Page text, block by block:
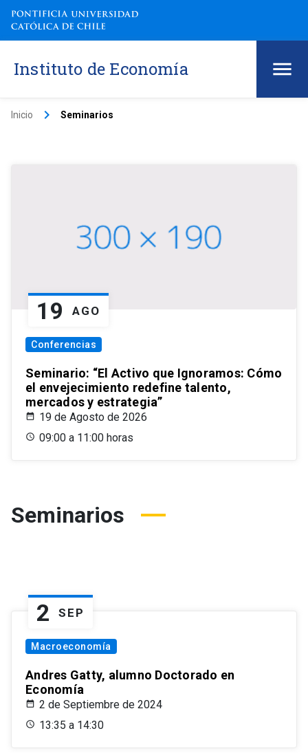
Instituto de Economía
Inicio keyboard_arrow_right Seminarios
19 AGO
Conferencias
Seminario: “El Activo que Ignoramos: Cómo
el envejecimiento redefine talento,
mercados y estrategia”
19 de Agosto de 2026
09:00 a 11:00 horas
Seminarios
2 SEP
Macroeconomía
Andres Gatty, alumno Doctorado en
Economía
2 de Septiembre de 2024
13:35 a 14:30